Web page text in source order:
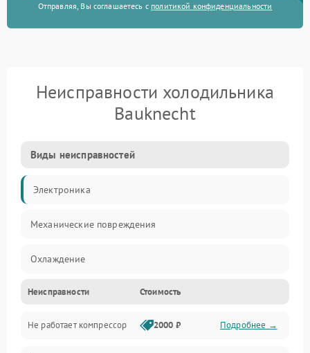
Отправляя, Вы соглашаетесь с политикой конфиденциальности
Неисправности холодильника
Bauknecht
Виды неисправностей
Электроника
Механические повреждения
Охлаждение
Механика
Электропитание
Неисправности Стоимость
Не работает компрессор 2000 ₽ Подробнее →